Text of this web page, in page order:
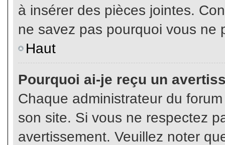
à insérer des pièces jointes.
ne savez pas pourquoi vous ne
Haut
Pourquoi ai-je reçu un
Chaque administrateur du
son site. Si vous ne respectez
avertissement. Veuillez noter